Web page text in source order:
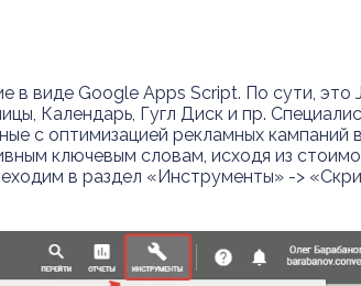
в виде Google Apps Script. По сути, это
Календарь, Гугл Диск и пр.
с оптимизацией рекламных кампаний
ключевым словам, исходя из
в раздел «Инструменты» ->